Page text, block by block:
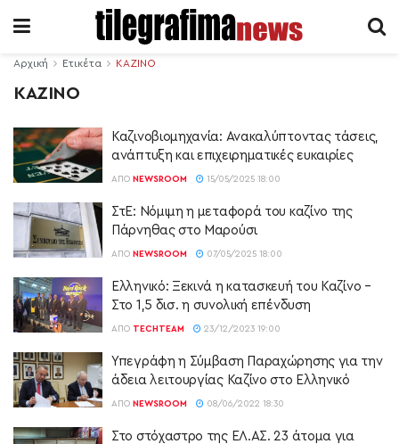
Αρχική Ετικέτα ΚΑΖΙΝΟ
ΚΑΖΙΝΟ
Καζινοβιομηχανία: Ανακαλύπτοντας τάσεις,
ανάπτυξη και επιχειρηματικές ευκαιρίες
ΑΠΌ NEWSROOM 15/05/2025 18:00
ΣτΕ: Νόμιμη η μεταφορά του καζίνο της
Πάρνηθας στο Μαρούσι
ΑΠΌ NEWSROOM 07/05/2025 18:00
Ελληνικό: Ξεκινά η κατασκευή του Καζίνο –
Στο 1,5 δισ. η συνολική επένδυση
ΑΠΌ TECHTEAM 23/12/2023 19:00
Υπεγράφη η Σύμβαση Παραχώρησης για την
άδεια λειτουργίας Καζίνο στο Ελληνικό
ΑΠΌ NEWSROOM 08/06/2022 18:30
Στο στόχαστρο της ΕΛ.ΑΣ. 23 άτομα για